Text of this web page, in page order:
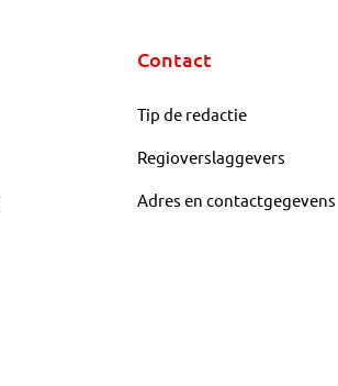
Contact
Tip de redactie
Regioverslaggevers
Adres en contactgegevens